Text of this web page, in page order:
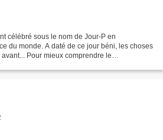
célébré sous le nom de Jour-P en
du monde. A daté de ce jour béni, les choses
Pour mieux comprendre le